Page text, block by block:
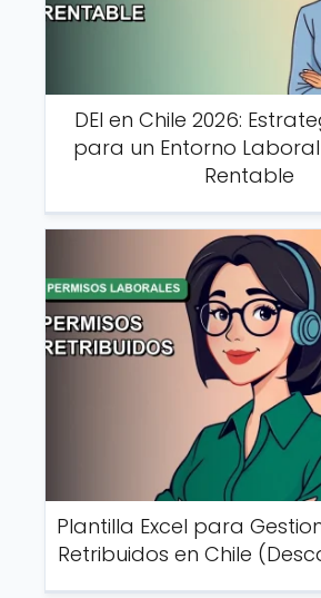
DEI en Chile 2026:
para un Entorno
Rentable
Plantilla Excel para
Retribuidos en Chile